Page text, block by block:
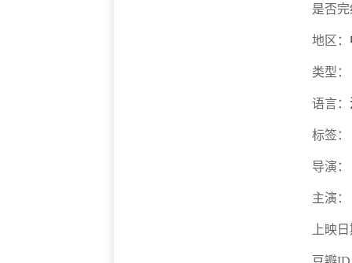
是否
地区：
类型：
语言：
标签：
导演：
主演：
上映